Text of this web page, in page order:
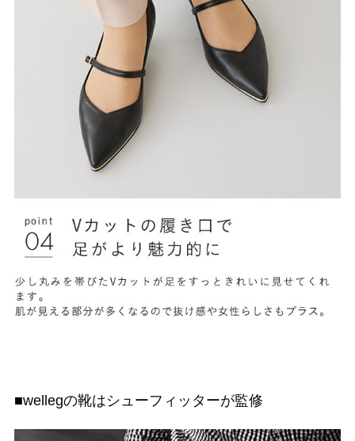
■wellegの靴はシューフィッターが監修